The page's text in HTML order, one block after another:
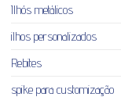
Ilhós metálicos
ilhos personalizados
Rebites
spike para customização